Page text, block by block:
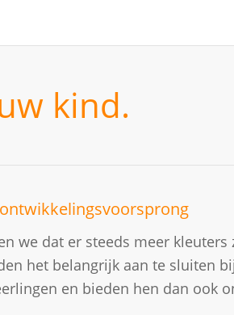
kind.
we dat er steeds meer kleuters
het belangrijk aan te sluiten
en bieden hen dan ook